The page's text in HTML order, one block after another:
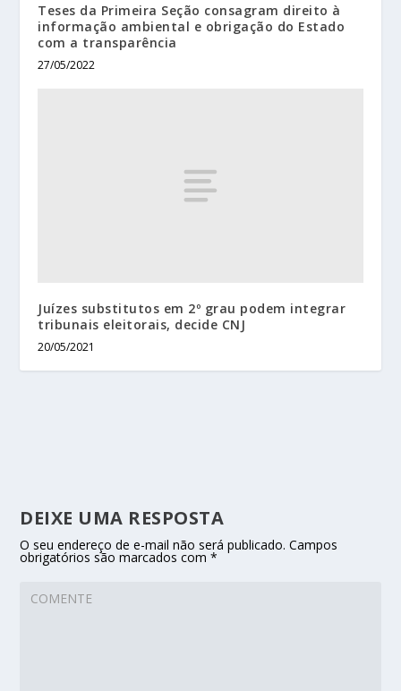
Teses da Primeira Seção consagram direito à
informação ambiental e obrigação do Estado
com a transparência
27/05/2022
Juízes substitutos em 2º grau podem integrar
tribunais eleitorais, decide CNJ
20/05/2021
DEIXE UMA RESPOSTA
O seu endereço de e-mail não será publicado. Campos
obrigatórios são marcados com*